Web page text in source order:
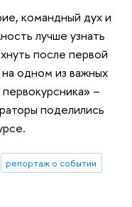
командный дух и
лучше узнать
после первой
одном из важных
–
поделились
репортаж о событии